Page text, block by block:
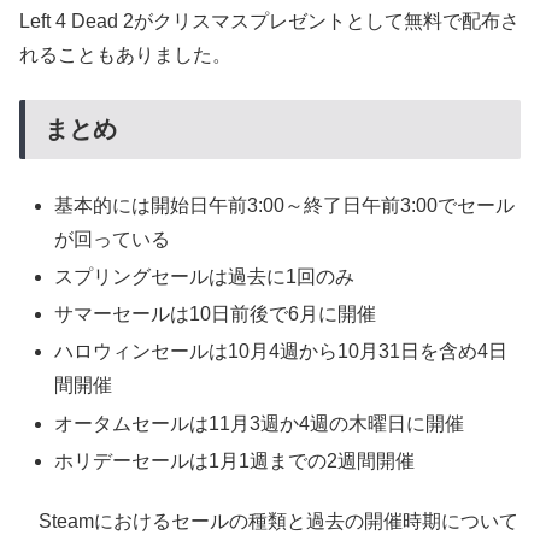
Left 4 Dead 2がクリスマスプレゼントとして無料で配布さ
れることもありました。
まとめ
基本的には開始日午前3:00～終了日午前3:00でセール
が回っている
スプリングセールは過去に1回のみ
サマーセールは10日前後で6月に開催
ハロウィンセールは10月4週から10月31日を含め4日
間開催
オータムセールは11月3週か4週の木曜日に開催
ホリデーセールは1月1週までの2週間開催
Steamにおけるセールの種類と過去の開催時期について